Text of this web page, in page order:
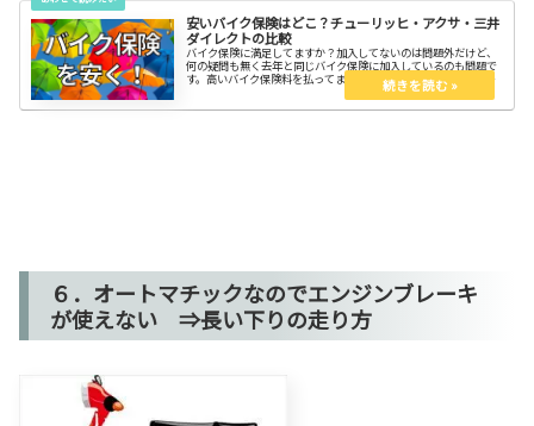
安いバイク保険はどこ？チューリッヒ・アクサ・三井
ダイレクトの比較
バイク保険に満足してますか？加入してないのは問題外だけど、
何の疑問も無く去年と同じバイク保険に加入しているのも問題で
す。高いバイク保険料を払ってませんか？チューリッヒ、アク
サ、三井ダイレクトのトップ３を比較しよう！どこが一番安いの
かを知って、お得にバイク保険に入ろう！
６．オートマチックなのでエンジンブレーキ
が使えない ⇒長い下りの走り方